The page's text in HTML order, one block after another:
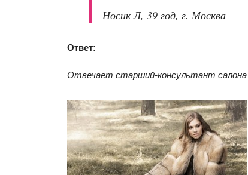
Носик Л, 39 год, г. Москва
Ответ:
Отвечает старший-консультант салона